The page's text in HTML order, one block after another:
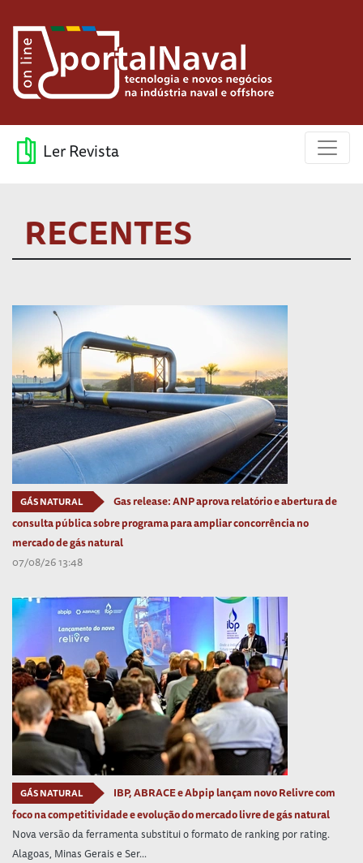
Ler Revista
RECENTES
GÁS NATURAL
Gas release: ANP aprova relatório e abertura de
consulta pública sobre programa para ampliar concorrência no
mercado de gás natural
07/08/26 13:48
GÁS NATURAL
IBP, ABRACE e Abpip lançam novo Relivre com
foco na competitividade e evolução do mercado livre de gás natural
Nova versão da ferramenta substitui o formato de ranking por rating.
Alagoas, Minas Gerais e Ser...